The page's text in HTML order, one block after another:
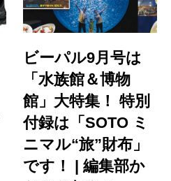
ビーパル9月号は
「水族館＆博物
館」大特集！ 特別
付録は「SOTO ミ
ニマル“旅”財布」
です！ | 編集部か